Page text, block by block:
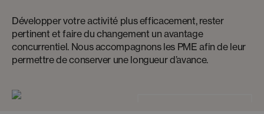
Développer votre activité plus efficacement, rester
pertinent et faire du changement un avantage
concurrentiel. Nous accompagnons les PME afin de leur
permettre de conserver une longueur d’avance.